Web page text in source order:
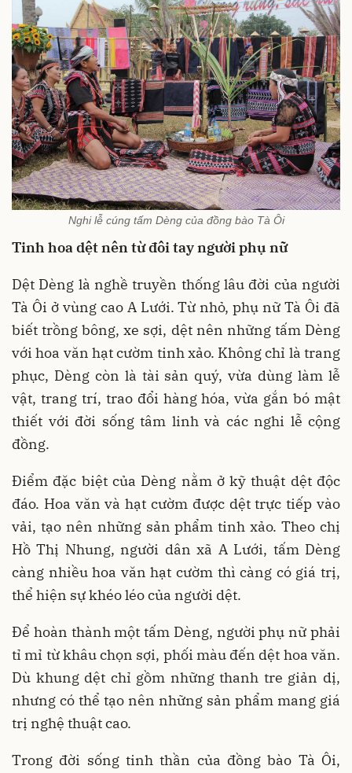
Nghi lễ cúng tấm Dèng của đồng bào Tà Ôi
Tinh hoa dệt nên từ đôi tay người phụ nữ
Dệt Dèng là nghề truyền thống lâu đời của người
Tà Ôi ở vùng cao A Lưới. Từ nhỏ, phụ nữ Tà Ôi đã
biết trồng bông, xe sợi, dệt nên những tấm Dèng
với hoa văn hạt cườm tinh xảo. Không chỉ là trang
phục, Dèng còn là tài sản quý, vừa dùng làm lễ
vật, trang trí, trao đổi hàng hóa, vừa gắn bó mật
thiết với đời sống tâm linh và các nghi lễ cộng
đồng.
Điểm đặc biệt của Dèng nằm ở kỹ thuật dệt độc
đáo. Hoa văn và hạt cườm được dệt trực tiếp vào
vải, tạo nên những sản phẩm tinh xảo. Theo chị
Hồ Thị Nhung, người dân xã A Lưới, tấm Dèng
càng nhiều hoa văn hạt cườm thì càng có giá trị,
thể hiện sự khéo léo của người dệt.
Để hoàn thành một tấm Dèng, người phụ nữ phải
tỉ mỉ từ khâu chọn sợi, phối màu đến dệt hoa văn.
Dù khung dệt chỉ gồm những thanh tre giản dị,
nhưng có thể tạo nên những sản phẩm mang giá
trị nghệ thuật cao.
Trong đời sống tinh thần của đồng bào Tà Ôi,